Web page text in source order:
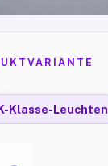
Klasse-Leuchten